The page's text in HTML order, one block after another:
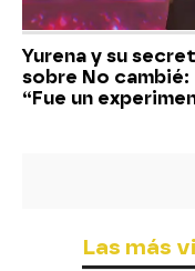
Yurena y su
sobre No cambié:
“Fue un
Las más